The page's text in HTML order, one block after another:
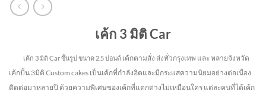
เค้ก 3 มิติ Car
เค้ก 3 มิติ Car ขึ้นรูปขนาด 2.5 ปอนด์ เค้กตามสั่ง ส่งทั่วกรุงเทพ และ หลายจังหวัด
เค้กปั้น 3มิติ Custom cakes เป็นเค้กที่กำลังฮิตและมีกระแสความนิยมอย่างต่อเนื่อง
ติดต่อมาหลายปี ด้วยความพิเศษของเค้กที่แตกต่างไม่เหมือนใคร แต่ละคนที่ได้เค้ก